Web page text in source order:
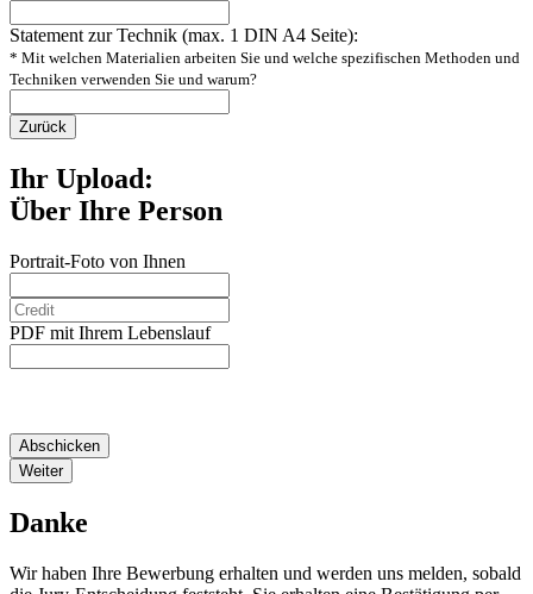
Statement zur Technik (max. 1 DIN A4 Seite):
* Mit welchen Materialien arbeiten Sie und welche spezifischen Methoden und
Techniken verwenden Sie und warum?
Zurück
Ihr Upload:
Über Ihre Person
Portrait-Foto von Ihnen
PDF mit Ihrem Lebenslauf
Abschicken
Weiter
Danke
Wir haben Ihre Bewerbung erhalten und werden uns melden, sobald